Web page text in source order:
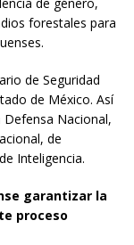
forestales para
de Seguridad
de México. Así
Nacional,
de
Inteligencia.
garantizar la
proceso